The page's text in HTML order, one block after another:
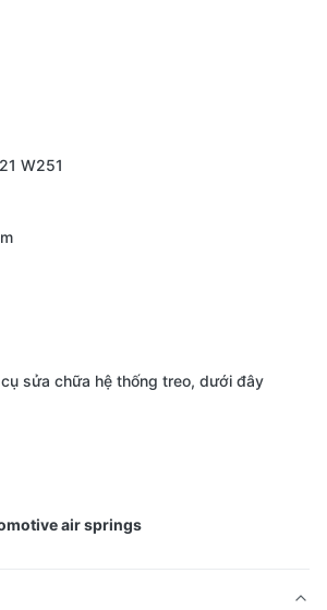
W251
sửa chữa hệ thống treo, dưới đây
air springs